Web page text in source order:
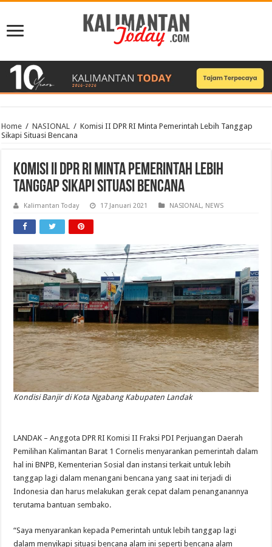
Home / NASIONAL / Komisi II DPR RI Minta Pemerintah Lebih Tanggap
Sikapi Situasi Bencana
Komisi II DPR RI Minta Pemerintah Lebih
Tanggap Sikapi Situasi Bencana
Kalimantan Today 17 Januari 2021 NASIONAL, NEWS
Kondisi Banjir di Kota Ngabang Kabupaten Landak
LANDAK – Anggota DPR RI Komisi II Fraksi PDI Perjuangan Daerah
Pemilihan Kalimantan Barat 1 Cornelis menyarankan pemerintah dalam
hal ini BNPB, Kementerian Sosial dan instansi terkait untuk lebih
tanggap lagi dalam menangani bencana yang saat ini terjadi di
Indonesia dan harus melakukan gerak cepat dalam penanganannya
terutama bantuan sembako.
“Saya menyarankan kepada Pemerintah untuk lebih tanggap lagi
dalam menyikapi situasi bencana alam ini seperti bencana alam